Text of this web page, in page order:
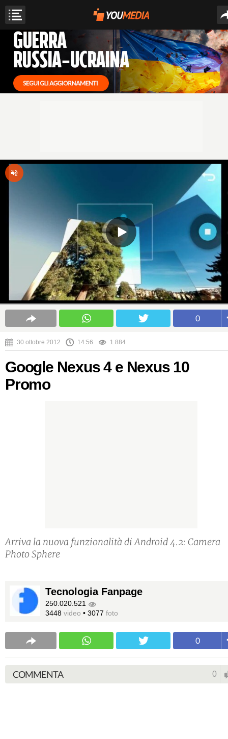
0
30 ottobre 2012 14:56 1.884
Google Nexus 4 e Nexus 10
Promo
Arriva la nuova funzionalità di Android 4.2: Camera
Photo Sphere
Tecnologia Fanpage
250.020.521
3448 video • 3077 foto
0
COMMENTA 0